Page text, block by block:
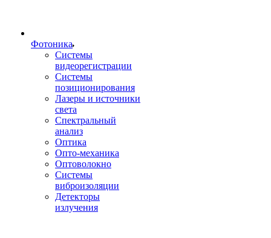
Фотоника
Cистемы
видеорегистрации
Системы
позиционирования
Лазеры и источники
света
Спектральный
анализ
Оптика
Опто-механика
Оптоволокно
Системы
виброизоляции
Детекторы
излучения